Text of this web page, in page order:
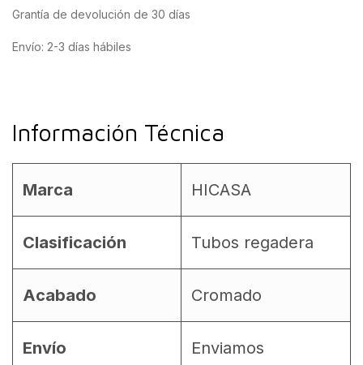
Grantía de devolución de 30 días
Envío: 2-3 días hábiles
Información Técnica
Marca HICASA
Clasificación Tubos regadera
Acabado Cromado
Envío
Enviamos